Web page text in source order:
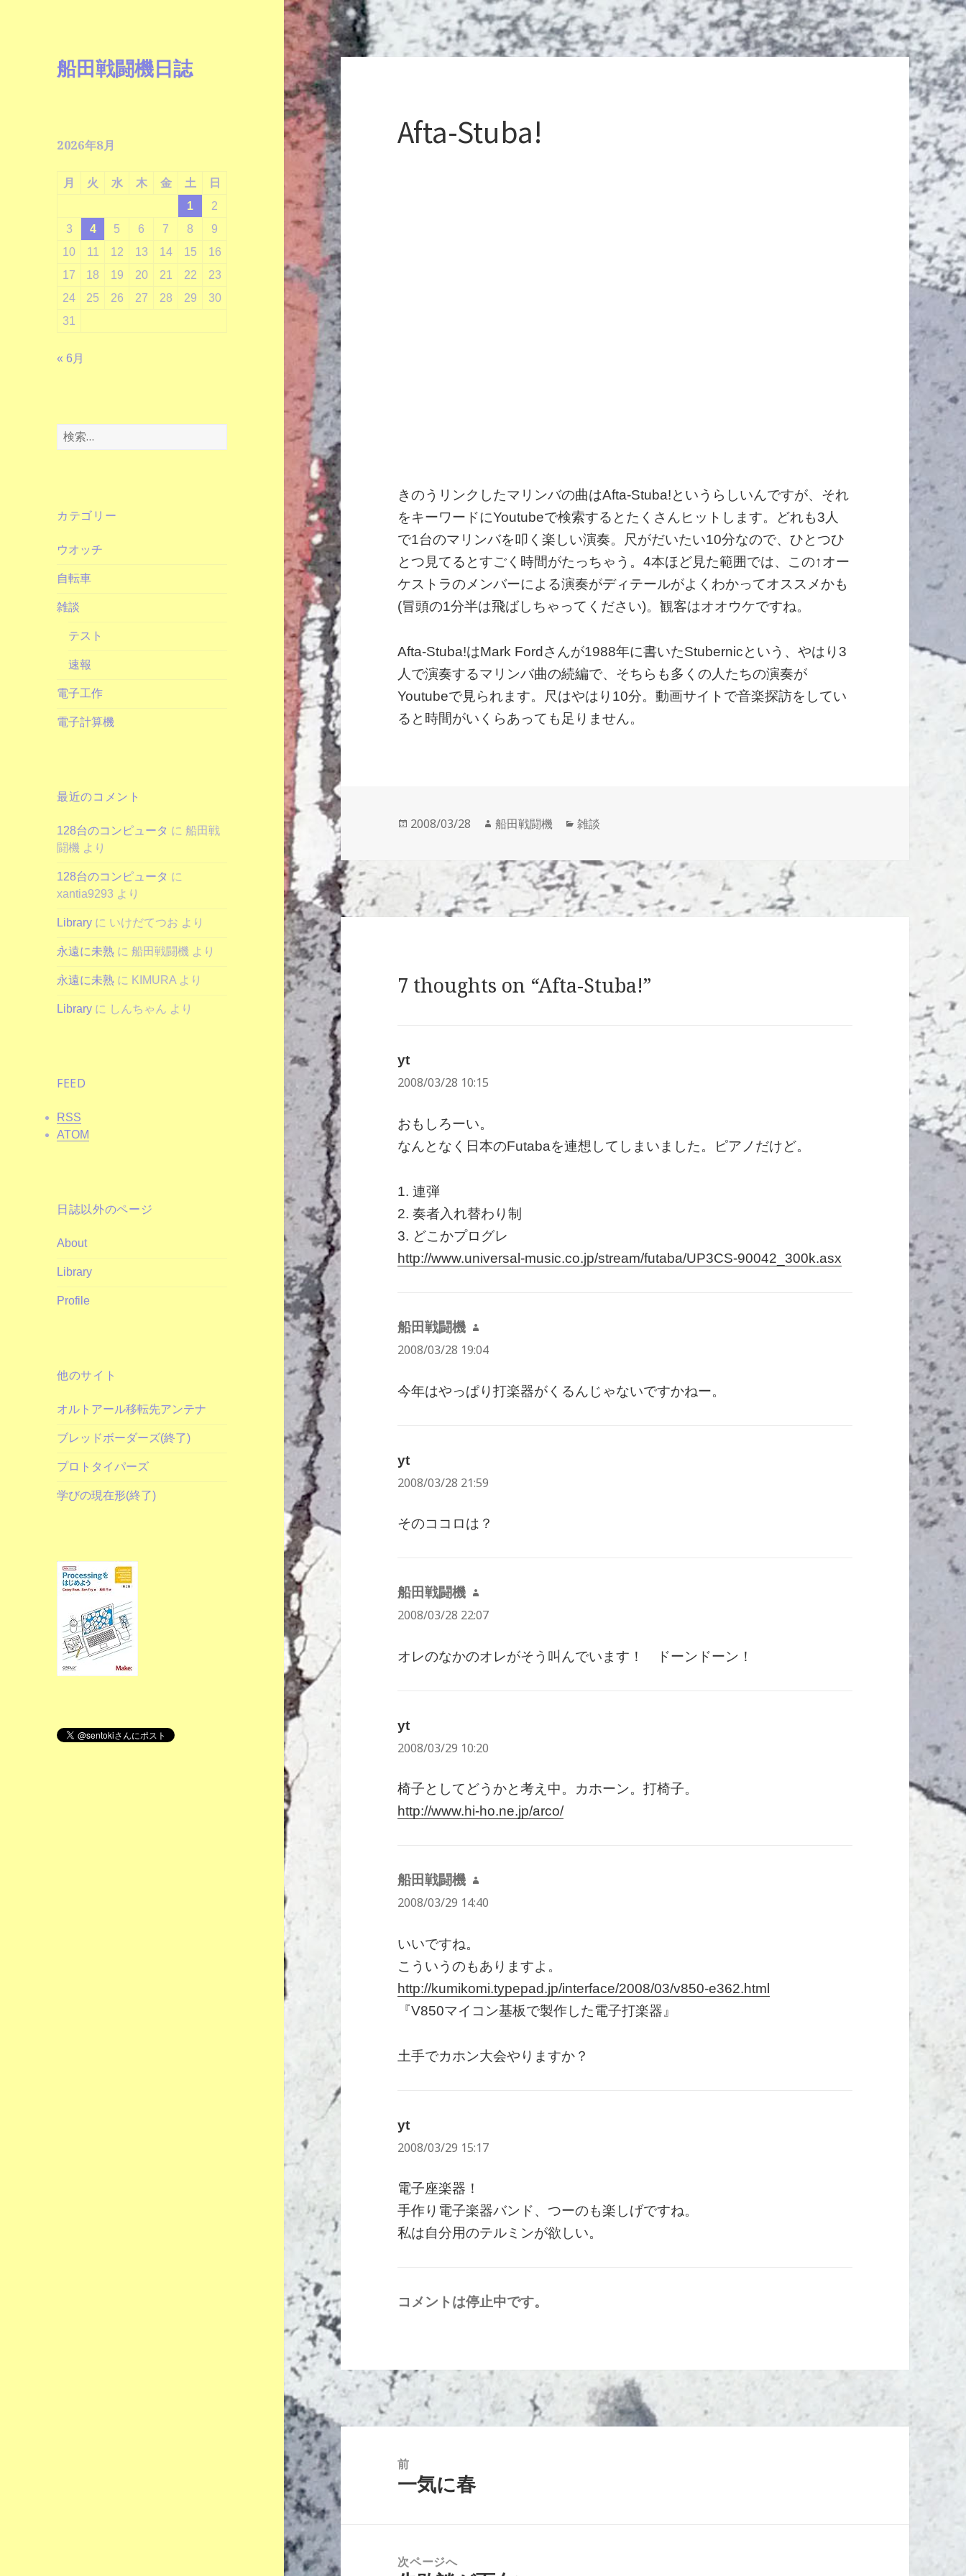
船田戦闘機日誌
2026年8月
月 火 水 木 金 土
日
1
2
3
4 5 6 7 8
9
10
11 12 13 14 15
16
17
18 19 20 21 22
23
24
25 26 27 28 29
30
31
« 6月
検
索:
カテゴリー
ウオッチ
自転車
雑談
テスト
速報
電子工作
電子計算機
最近のコメント
128台のコンピュータ に船田戦
闘機 より
128台のコンピュータ に
xantia9293 より
Library に いけだてつお より
永遠に未熟 に船田戦闘機 より
永遠に未熟 に KIMURA より
Library に しんちゃん より
FEED
RSS
ATOM
日誌以外のページ
About
Library
Profile
他のサイト
オルトアール移転先アンテナ
ブレッドボーダーズ(終了)
プロトタイパーズ
学びの現在形(終了)
Afta-Stuba!
きのうリンクしたマリンバの曲はAfta-Stuba!というらしいんですが、それ
をキーワードにYoutubeで検索するとたくさんヒットします。どれも3人
で1台のマリンバを叩く楽しい演奏。尺がだいたい10分なので、ひとつひ
とつ見てるとすごく時間がたっちゃう。4本ほど見た範囲では、この↑オー
ケストラのメンバーによる演奏がディテールがよくわかってオススメかも
(冒頭の1分半は飛ばしちゃってください)。観客はオオウケですね。
Afta-Stuba!はMark Fordさんが1988年に書いたStubernicという、やはり3
人で演奏するマリンバ曲の続編で、そちらも多くの人たちの演奏が
Youtubeで見られます。尺はやはり10分。動画サイトで音楽探訪をしてい
ると時間がいくらあっても足りません。
投
2008/03/28
作
者
船田戦闘機
カ
ゴ
リ
ー
雑談
7 thoughts on “Afta-Stuba!”
yt
り:
2008/03/28 10:15
おもしろーい。
なんとなく日本のFutabaを連想してしまいました。ピアノだけど。
1. 連弾
2. 奏者入れ替わり制
3. どこかプログレ
http://www.universal-music.co.jp/stream/futaba/UP3CS-90042_300k.asx
船田戦闘機
よ
り:
2008/03/28 19:04
今年はやっぱり打楽器がくるんじゃないですかねー。
yt
り:
2008/03/28 21:59
そのココロは？
船田戦闘機
よ
り:
2008/03/28 22:07
オレのなかのオレがそう叫んでいます！ ドーンドーン！
yt
り:
2008/03/29 10:20
椅子としてどうかと考え中。カホーン。打椅子。
http://www.hi-ho.ne.jp/arco/
船田戦闘機
よ
り:
2008/03/29 14:40
いいですね。
こういうのもありますよ。
http://kumikomi.typepad.jp/interface/2008/03/v850-e362.html
『V850マイコン基板で製作した電子打楽器』
土手でカホン大会やりますか？
yt
り:
2008/03/29 15:17
電子座楽器！
手作り電子楽器バンド、つーのも楽しげですね。
私は自分用のテルミンが欲しい。
コメントは停止中です。
稿
ナ
ビ
シ
前
前
一気に春
次ページへ